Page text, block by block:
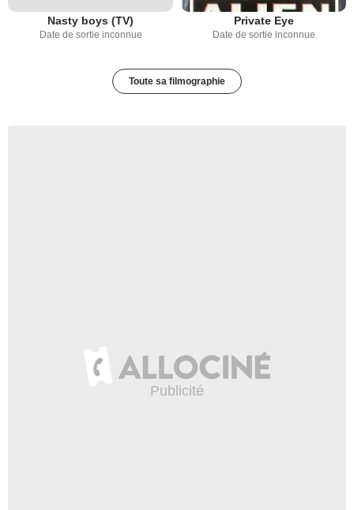
Nasty boys (TV)
Date de sortie inconnue
Private Eye
Date de sortie inconnue
Toute sa filmographie